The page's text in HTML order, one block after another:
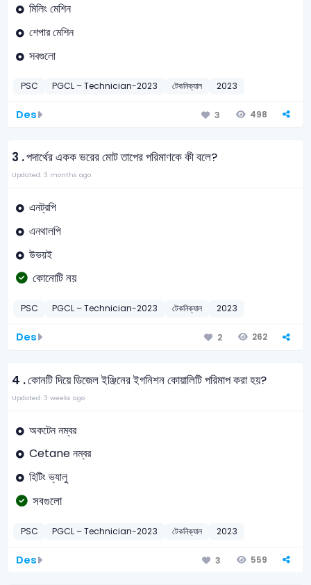
মিলিং মেশিন
শেপার মেশিন
সবগুলো
PSC PGCL – Technician-2023 টেকনিক্যাল 2023
Des 3 498
3 .পদার্থের একক ভরের মোট তাপের পরিমাণকে কী বলে?
Updated: 3 months ago
এনট্রপি
এনথালপি
উভয়ই
কোনোটি নয়
PSC PGCL – Technician-2023 টেকনিক্যাল 2023
Des 2 262
4 .কোনটি দিয়ে ডিজেল ইঞ্জিনের ইগনিশন কোয়ালিটি পরিমাপ করা হয়?
Updated: 3 weeks ago
অকটেন নম্বর
Cetane নম্বর
হিটিং ভ্যালু
সবগুলো
PSC PGCL – Technician-2023 টেকনিক্যাল 2023
Des 3 559